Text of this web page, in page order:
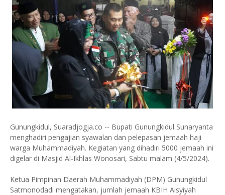
Gunungkidul, Suaradjogja.co -- Bupati Gunungkidul Sunaryanta
menghadiri pengajian syawalan dan pelepasan jemaah haji
warga Muhammadiyah. Kegiatan yang dihadiri 5000 jemaah ini
digelar di Masjid Al-Ikhlas Wonosari, Sabtu malam (4/5/2024).
Ketua Pimpinan Daerah Muhammadiyah (DPM) Gunungkidul
Satmonodadi mengatakan, jumlah jemaah KBIH Aisyiyah